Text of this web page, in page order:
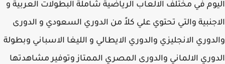
في مختلف الالعاب الرياضية شاملة البطولات العربية و
والتي تحتوي علي كلاً من الدوري السعودي و الدورى
الانجليزي والدوري الايطالي و الليغا الاسباني وبطولة
الالماني والدورى المصري الممتاز وتوفير مشاهدتها